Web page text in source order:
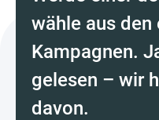
wähle aus
Kampagnen.
gelesen – wir
davon.